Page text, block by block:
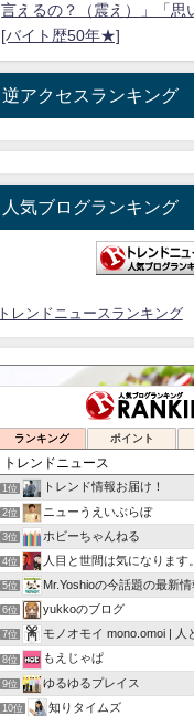
言えるの？（震え）」「思
[バイト歴50年★]
逆アクセスランキング
人気ブログランキング
トレンドニュースランキング
ランキング ポイント
1位 トレンド情報お届け！
2位 ニューうえいぶらぼ
3位 ホビーちゃんねる
4位 人目と世間は気になります。
5位 Mr.Yoshioの今話題の最新
6位 yukkoのブログ
7位 モノオモイ mono.omoi | 人と
8位 もえじゃぱ
9位 ゆるゆるプレイス
10位 知りタイムズ